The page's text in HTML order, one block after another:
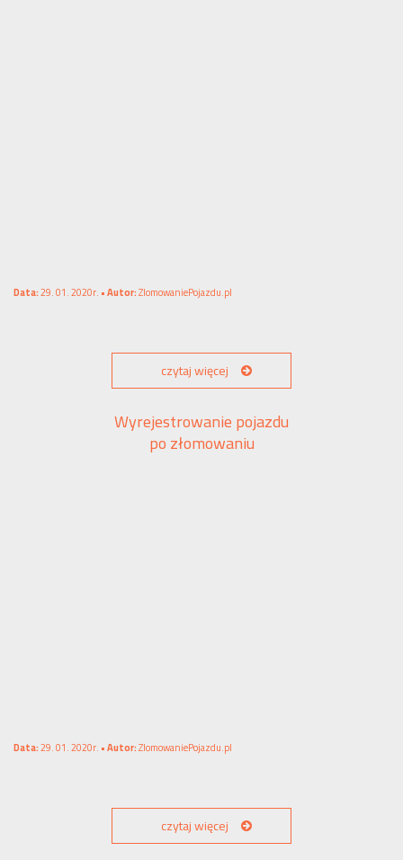
Data:29. 01. 2020r. •Autor:ZlomowaniePojazdu.pl
czytaj więcej
Wyrejestrowanie pojazdu
po złomowaniu
Data:29. 01. 2020r. •Autor:ZlomowaniePojazdu.pl
czytaj więcej